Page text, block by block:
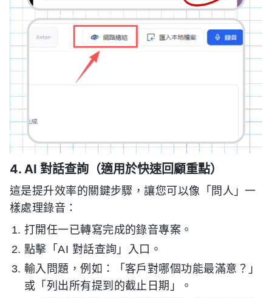
4. AI 對話查詢（適用於快速回顧重點）
這是提升效率的關鍵步驟，讓您可以像「問人」一
樣處理錄音：
打開任一已轉寫完成的錄音專案。
點擊「AI 對話查詢」入口。
輸入問題，例如：「客戶對哪個功能最滿意？」
或「列出所有提到的截止日期」。